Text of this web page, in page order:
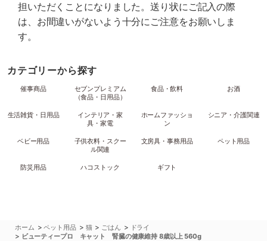
担いただくことになりました。送り状にご記入の際
は、お間違いがないよう十分にご注意をお願いしま
す。
カテゴリーから探す
催事商品
セブンプレミアム
（食品・日用品）
食品・飲料 お酒
生活雑貨・日用品
インテリア・家
具・家電
ホームファッショ
ン
シニア・介護関連
ベビー用品
子供衣料・スクー
ル関連
文房具・事務用品 ペット用品
防災用品 ハコストック ギフト
ホーム >ペット用品 > 猫 > ごはん > ドライ
> ビューティープロ キャット 腎臓の健康維持 8歳以上 560g